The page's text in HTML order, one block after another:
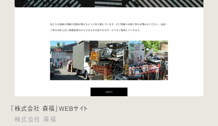
「株式会社 森福」WEBサイト
株式会社 森福